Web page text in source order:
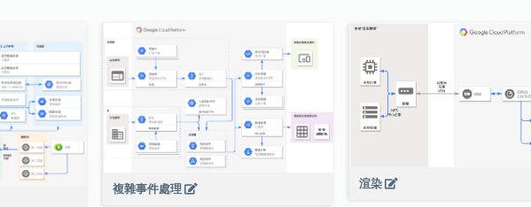
複雜事件處理 渲染